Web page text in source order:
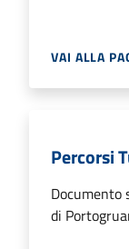
VAI ALLA
Percorsi
Documento
di